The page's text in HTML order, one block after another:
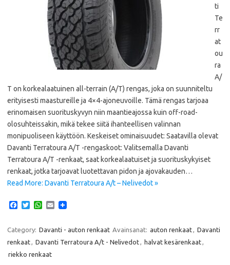
ti
Te
rr
at
ou
ra
A/
T on korkealaatuinen all-terrain (A/T) rengas, joka on suunniteltu
erityisesti maastureille ja 4×4-ajoneuvoille. Tämä rengas tarjoaa
erinomaisen suorituskyvyn niin maantieajossa kuin off-road-
olosuhteissakin, mikä tekee siitä ihanteellisen valinnan
monipuoliseen käyttöön. Keskeiset ominaisuudet: Saatavilla olevat
Davanti Terratoura A/T -rengaskoot: Valitsemalla Davanti
Terratoura A/T -renkaat, saat korkealaatuiset ja suorituskykyiset
renkaat, jotka tarjoavat luotettavan pidon ja ajovakauden…
Read More: Davanti Terratoura A/t – Nelivedot »
e
b
o
o
T
t
e
r
W
t
A
p
E
i
l
Category: Davanti - auton renkaat Avainsanat: auton renkaat
Davanti
renkaat
Davanti Terratoura A/t - Nelivedot halvat kesärenkaat
riekko renkaat